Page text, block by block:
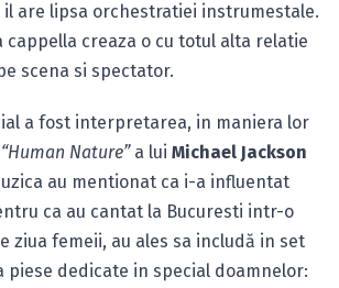
are lipsa orchestratiei instrumestale.
cappella creaza o cu totul alta relatie
scena si spectator.
a fost interpretarea, in maniera lor
“Human Nature”a lui Michael Jackson
au mentionat ca i-a influentat
ca au cantat la Bucuresti intr-o
ziua femeii, au ales sa includă in set
piese dedicate in special doamnelor: